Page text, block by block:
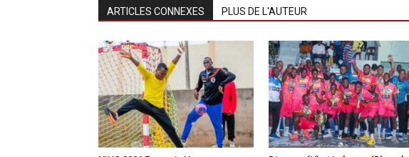
ARTICLES CONNEXES PLUS DE L'AUTEUR